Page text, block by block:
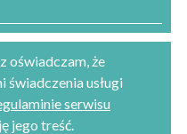
oświadczam, że
świadczenia usługi
serwisu
jego treść.